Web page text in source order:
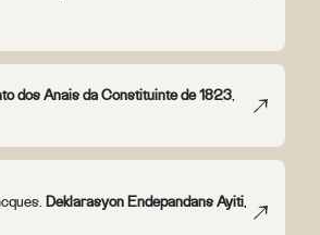
dos Anais da Constituinte de 1823,
Deklarasyon Endepandans Ayiti,